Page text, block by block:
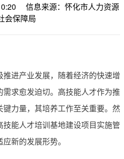
信息来源：怀化市人力资源
会保障局
进产业发展，随着经济的快速增
求愈发迫切。高技能人才作为推
力量，其培养工作至关重要。然
能人才培训基地建设项目实施管
新的发展形势。